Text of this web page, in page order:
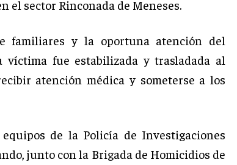
sector Rinconada de Meneses.
familiares y la oportuna atención del
víctima fue estabilizada y trasladada al
atención médica y someterse a los
de la Policía de Investigaciones
junto con la Brigada de Homicidios de